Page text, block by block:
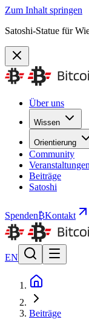
Zum Inhalt springen
Satoshi-Statue für
Über uns
Wissen
Orientierung
Community
Veranstaltungen
Beiträge
Satoshi
Spenden₿Kontakt
EN
Beiträge